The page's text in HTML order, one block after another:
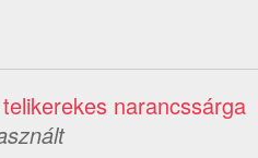
narancssárga